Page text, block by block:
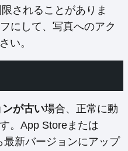
されることがありま
にして、写真へのアク
い。
が古い場合、正常に動
。App Storeまたは
新バージョンにアップ